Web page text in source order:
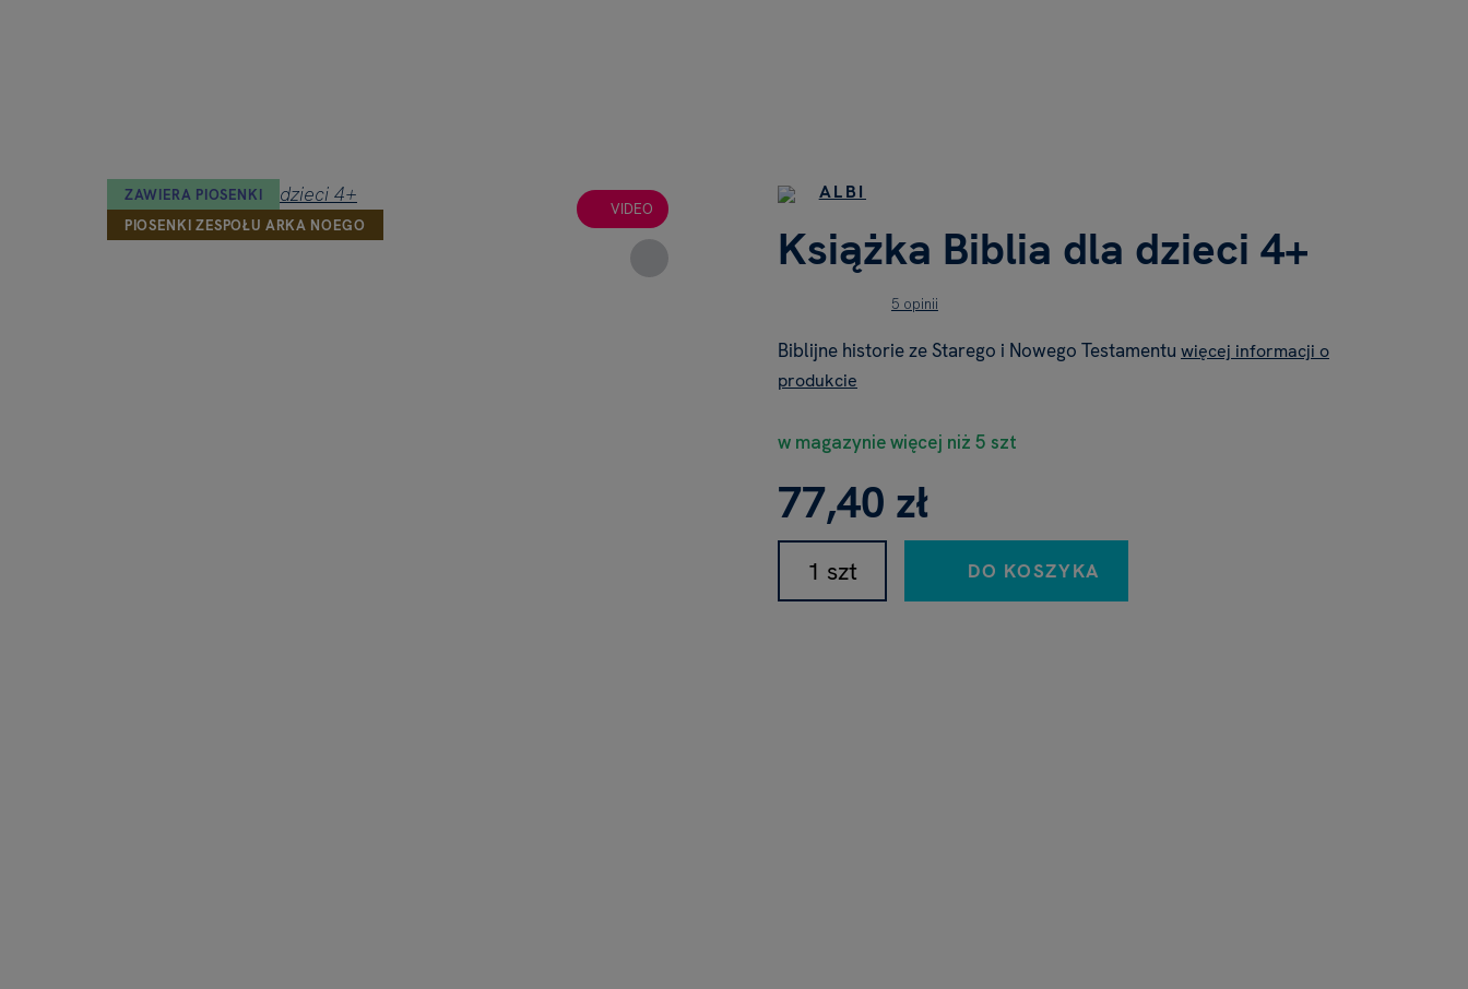
ZAWIERA PIOSENKI
PIOSENKI ZESPOŁU ARKA NOEGO
VIDEO
ALBI
Książka Biblia dla dzieci 4+
5 opinii
Biblijne historie ze Starego i Nowego Testamentu więcej informacji o
produkcie
w magazynie więcej niż 5 szt
77,40 zł
DO KOSZYKA